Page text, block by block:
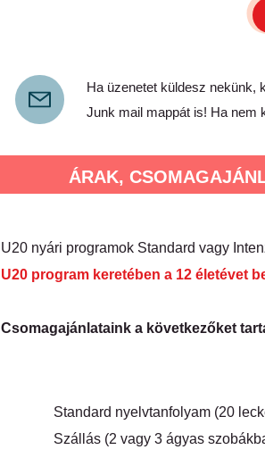
Ha üzenetet küldesz nekünk,
Junk mail mappát is! Ha nem
U20 nyári programok Standard vagy
U20 program keretében a 12 életévet
Csomagajánlataink a következőket
Standard nyelvtanfolyam (20
Szállás (2 vagy 3 ágyas
ÁRAK,